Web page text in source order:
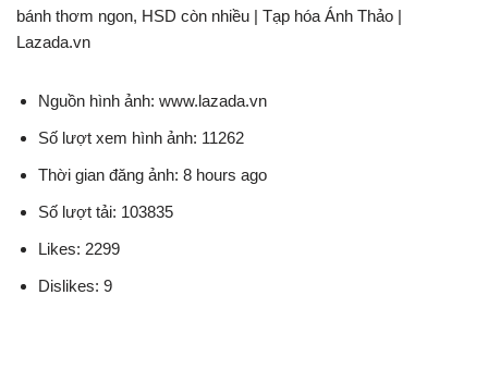
bánh thơm ngon, HSD còn nhiều | Tạp hóa Ánh Thảo |
Lazada.vn
Nguồn hình ảnh: www.lazada.vn
Số lượt xem hình ảnh: 11262
Thời gian đăng ảnh: 8 hours ago
Số lượt tải: 103835
Likes: 2299
Dislikes: 9